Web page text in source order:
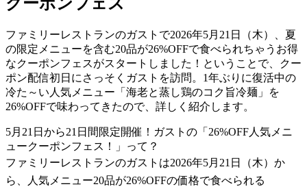
ファミリーレストランのガストで2026年5月21日（木）、夏
の限定メニューを含む20品が26%OFFで食べられちゃうお得
なクーポンフェスがスタートしました！ということで、クー
ポン配信初日にさっそくガストを訪問。1年ぶりに復活中の
冷た～い人気メニュー「海老と蒸し鶏のコク旨冷麺」を
26%OFFで味わってきたので、詳しく紹介します。
5月21日から21日間限定開催！ガストの「26%OFF人気メニ
ュークーポンフェス！」って？
ファミリーレストランのガストは2026年5月21日（木）か
ら、人気メニュー20品が26%OFFの価格で食べられる